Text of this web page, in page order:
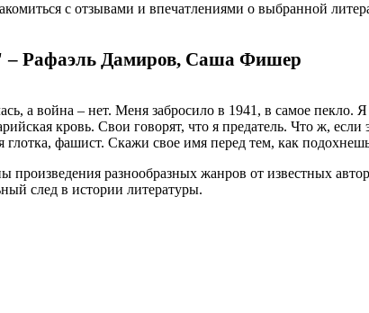
с отзывами и впечатлениями о выбранной
– Рафаэль Дамиров, Саша Фишер
а война – нет. Меня забросило в 1941, в самое пекло.
кровь. Свои говорят, что я предатель. Что ж, если
глотка, фашист. Скажи свое имя перед тем, как
произведения разнообразных жанров от известных
след в истории литературы.